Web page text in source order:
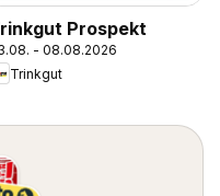
Prospekt
- 08.08.2026
Trinkgut